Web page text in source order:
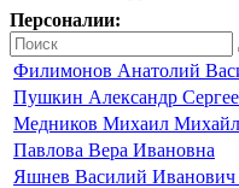
Персоналии:
Филимонов Анатолий
Пушкин Александр
Медников Михаил
Павлова Вера Ивановна
Яшнев Василий Иванович